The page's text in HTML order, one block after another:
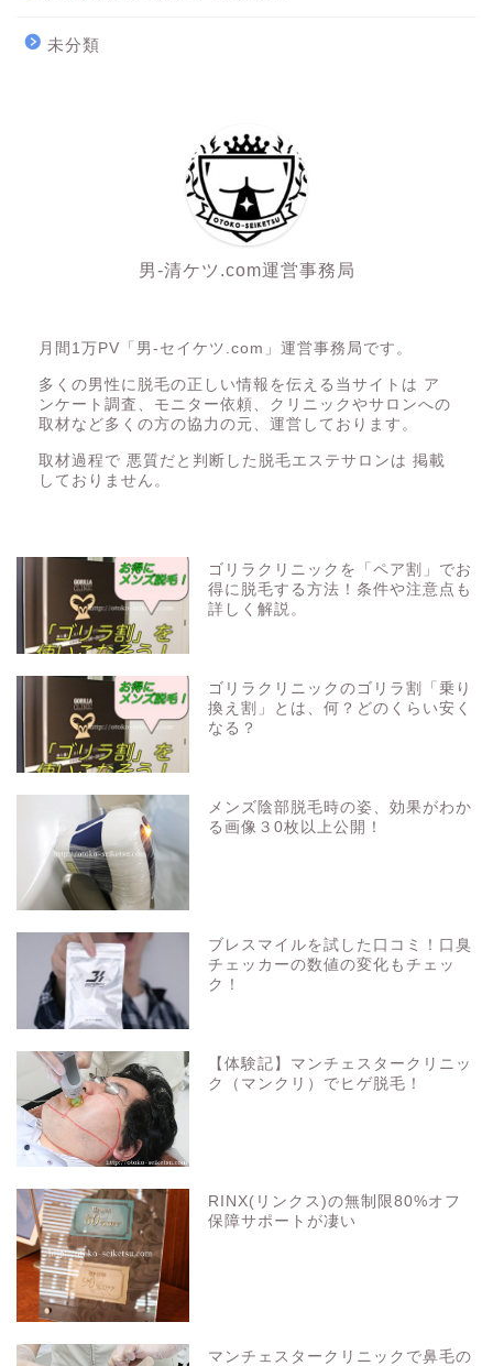
未分類
男-清ケツ.com運営事務局
月間1万PV「男-セイケツ.com」運営事務局です。
多くの男性に脱毛の正しい情報を伝える当サイトは ア
ンケート調査、モニター依頼、クリニックやサロンへの
取材など多くの方の協力の元、運営しております。
取材過程で 悪質だと判断した脱毛エステサロンは 掲載
しておりません。
ゴリラクリニックを「ペア割」でお
得に脱毛する方法！条件や注意点も
詳しく解説。
ゴリラクリニックのゴリラ割「乗り
換え割」とは、何？どのくらい安く
なる？
メンズ陰部脱毛時の姿、効果がわか
る画像３0枚以上公開！
ブレスマイルを試した口コミ！口臭
チェッカーの数値の変化もチェッ
ク！
【体験記】マンチェスタークリニッ
ク（マンクリ）でヒゲ脱毛！
RINX(リンクス)の無制限80%オフ
保障サポートが凄い
マンチェスタークリニックで鼻毛の